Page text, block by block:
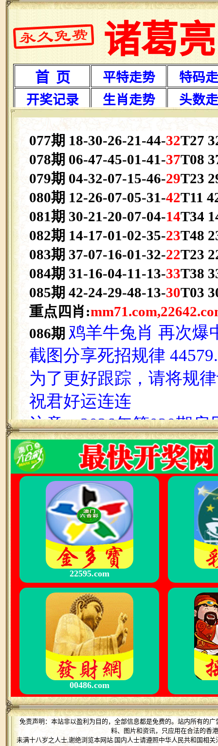
22595.com
00486.com
免责声明：本站非以盈利为目的，全部信息都是免费的。站内所有的
料、图片和资讯，只应用在合法的香
未满十八岁之人士,谢绝浏览本网站.国内人士请遵照中华人民共和国相